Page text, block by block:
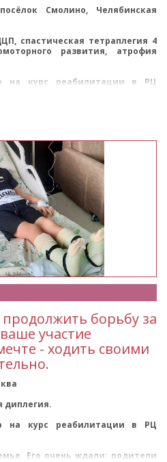
Смолино, Челябинская
спастическая тетраплегия 4
развития, атрофия
на курс реабилитации в РЦ
борьбу за
участие
- ходить своими
диплегия.
на курс реабилитации в РЦ
Его очень ждали: родители